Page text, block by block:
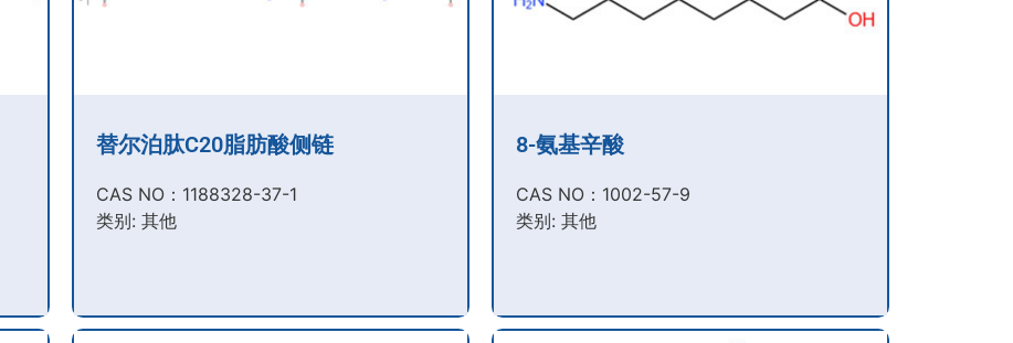
替尔泊肽C20脂肪酸侧链
CAS NO：1188328-37-1
类别: 其他
8-氨基辛酸
CAS NO：1002-57-9​
类别: 其他